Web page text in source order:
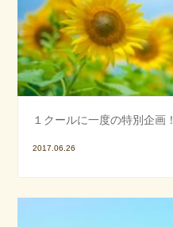
１クールに一度の特別企画！
2017.06.26